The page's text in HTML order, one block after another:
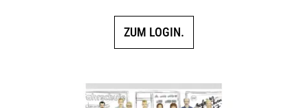
ZUM LOGIN.